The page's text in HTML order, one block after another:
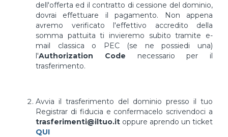
dell'offerta ed il contratto di cessione del dominio,
dovrai effettuare il pagamento. Non appena
avremo verificato l'effettivo accredito della
somma pattuita ti invieremo subito tramite e-
mail classica o PEC (se ne possiedi una)
l'Authorization Code necessario per il
trasferimento.
Avvia il trasferimento del dominio presso il tuo
Registrar di fiducia e confermacelo scrivendoci a
trasferimenti@iltuo.it oppure aprendo un ticket
QUI